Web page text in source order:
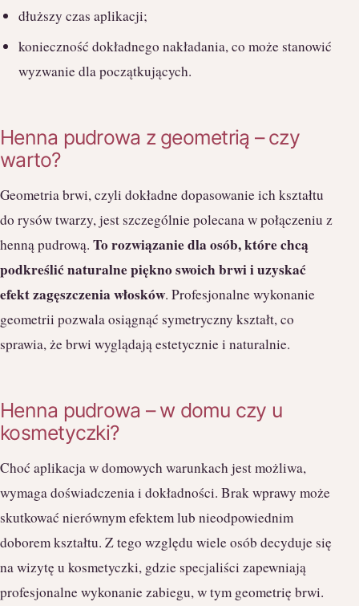
dłuższy czas aplikacji;
konieczność dokładnego nakładania, co może stanowić
wyzwanie dla początkujących.
Henna pudrowa z geometrią – czy
warto?
Geometria brwi, czyli dokładne dopasowanie ich kształtu
do rysów twarzy, jest szczególnie polecana w połączeniu z
henną pudrową. To rozwiązanie dla osób, które chcą
podkreślić naturalne piękno swoich brwi i uzyskać
efekt zagęszczenia włosków. Profesjonalne wykonanie
geometrii pozwala osiągnąć symetryczny kształt, co
sprawia, że brwi wyglądają estetycznie i naturalnie.
Henna pudrowa – w domu czy u
kosmetyczki?
Choć aplikacja w domowych warunkach jest możliwa,
wymaga doświadczenia i dokładności. Brak wprawy może
skutkować nierównym efektem lub nieodpowiednim
doborem kształtu. Z tego względu wiele osób decyduje się
na wizytę u kosmetyczki, gdzie specjaliści zapewniają
profesjonalne wykonanie zabiegu, w tym geometrię brwi.